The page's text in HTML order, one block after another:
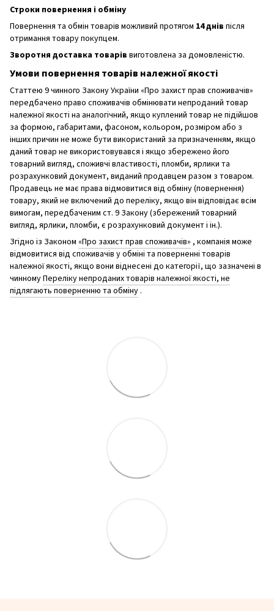
Строки повернення і обміну
Повернення та обмін товарів можливий протягом 14 днів після
отримання товару покупцем.
Зворотня доставка товарів виготовлена ​​за домовленістю.
Умови повернення товарів належної якості
Статтею 9 чинного Закону України «Про захист прав споживачів»
передбачено право споживачів обмінювати непроданий товар
належної якості на аналогічний, якщо куплений товар не підійшов
за формою, габаритами, фасоном, кольором, розміром або з
інших причин не може бути використаний за призначенням, якщо
даний товар не використовувався і якщо збережено його
товарний вигляд, споживчі властивості, пломби, ярлики та
розрахунковий документ, виданий продавцем разом з товаром.
Продавець не має права відмовитися від обміну (повернення)
товару, який не включений до переліку, якщо він відповідає всім
вимогам, передбаченим ст. 9 Закону (збережений товарний
вигляд, ярлики, пломби, є розрахунковий документ і ін.).
Згідно із Законом «Про захист прав споживачів» , компанія може
відмовитися від споживачів у обміні та поверненні товарів
належної якості, якщо вони віднесені до категорії, що зазначені в
чинномуПереліку непроданих товарів належної якості, не
підлягають поверненню та обміну .